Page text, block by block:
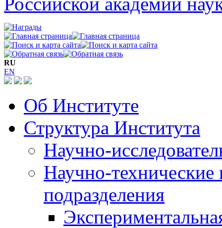
RU
EN
Об Институте
Структура Института
Научно-
Научно-технические
подразделения